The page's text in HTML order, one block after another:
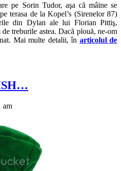
pe Sorin Tudor, aşa că mâine se
terasa de la Kopel’s (Sirenelor 87)
din Dylan ale lui Florian Pittiş,
treburile astea. Dacă plouă, ne-om
Mai multe detalii, în articolul de
am